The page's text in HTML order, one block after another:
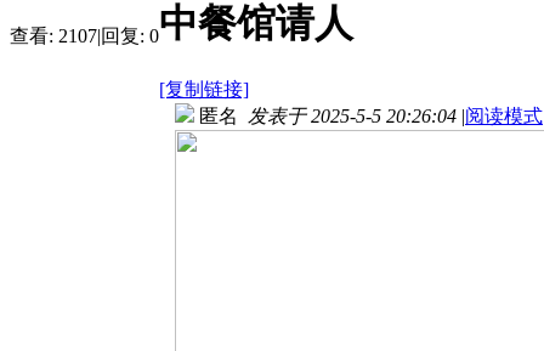
查看: 2107|回复: 0中餐馆请人
[复制链接]
匿名 发表于 2025-5-5 20:26:04 |阅读模式